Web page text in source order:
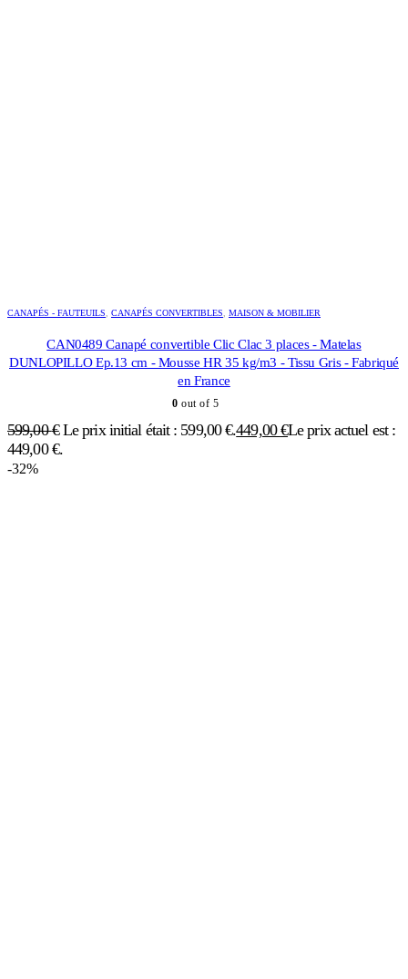
CANAPÉS - FAUTEUILS CANAPÉS CONVERTIBLES MAISON & MOBILIER
CAN0489 Canapé convertible Clic Clac 3 places - Matelas
DUNLOPILLO Ep.13 cm - Mousse HR 35 kg/m3 - Tissu Gris - Fabriqué
en France
0 out of 5
599,00€ Le prix initial était : 599,00 €.449,00€Le prix actuel est :
449,00 €.
-32%